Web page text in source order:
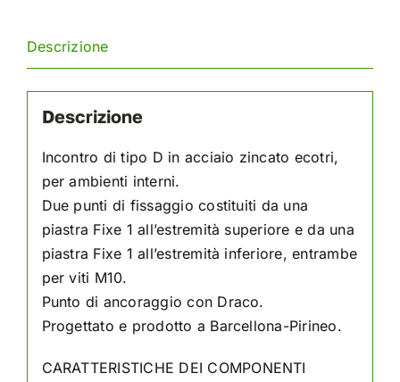
Descrizione
Descrizione
Incontro di tipo D in acciaio zincato ecotri,
per ambienti interni.
Due punti di fissaggio costituiti da una
piastra Fixe 1 all’estremità superiore e da una
piastra Fixe 1 all’estremità inferiore, entrambe
per viti M10.
Punto di ancoraggio con Draco.
Progettato e prodotto a Barcellona-Pirineo.
CARATTERISTICHE DEI COMPONENTI